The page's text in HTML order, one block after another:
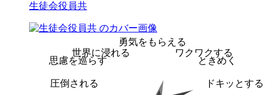
生徒会役員共
勇気をもらえる
ワクワクする
ときめく
ドキッとする
圧倒される
思慮を巡らす
世界に浸れる